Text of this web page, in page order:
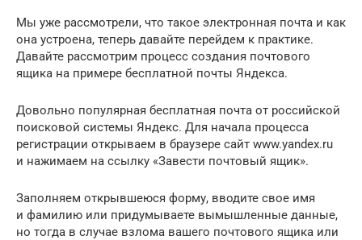
Мы уже рассмотрели, что такое электронная почта и как
она устроена, теперь давайте перейдем к практике.
Давайте рассмотрим процесс создания почтового
ящика на примере бесплатной почты Яндекса.
Довольно популярная бесплатная почта от российской
поисковой системы Яндекс. Для начала процесса
регистрации открываем в браузере сайт www.yandex.ru
и нажимаем на ссылку «Завести почтовый ящик».
Заполняем открывшеюся форму, вводите свое имя
и фамилию или придумываете вымышленные данные,
но тогда в случае взлома вашего почтового ящика или